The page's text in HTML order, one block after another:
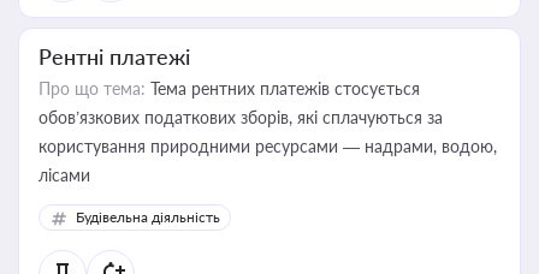
Рентні платежі
Про що тема: Тема рентних платежів стосується
обов’язкових податкових зборів, які сплачуються за
користування природними ресурсами — надрами, водою,
лісами
Будівельна діяльність